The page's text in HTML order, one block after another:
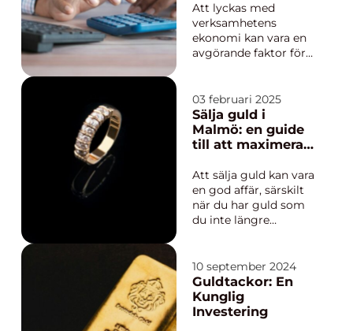
Att lyckas med
verksamhetens
ekonomi kan vara en
avgörande faktor för
en stad full av
möjligheter och
utmaningar, blir
redovisning extra
Bokförin...
03 februari 2025
Sälja guld i
Malmö: en guide
till att maximera
Att sälja guld kan vara
en god affär, särskilt
när du har guld som
du inte längre
då att du får mest
valuta för dina gamla
guldobjekt? Med sälja
guld Malm&oum...
10 september 2024
Guldtackor: En
Kunglig
Investering